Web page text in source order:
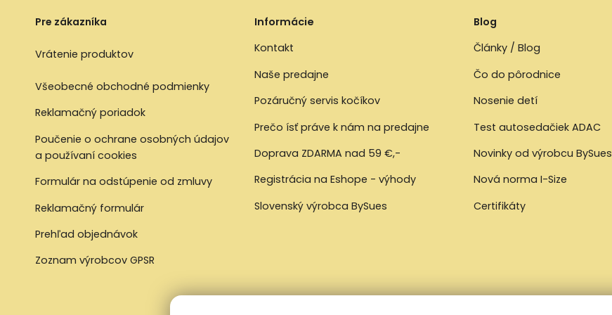
Pre zákazníka
Vrátenie produktov
Všeobecné obchodné podmienky
Reklamačný poriadok
Poučenie o ochrane osobných údajov
a používaní cookies
Formulár na odstúpenie od zmluvy
Reklamačný formulár
Prehľad objednávok
Zoznam výrobcov GPSR
Informácie
Kontakt
Naše predajne
Pozáručný servis kočíkov
Prečo ísť práve k nám na predajne
Doprava ZDARMA nad 59 €,-
Registrácia na Eshope - výhody
Slovenský výrobca BySues
Blog
Články / Blog
Čo do pôrodnice
Nosenie detí
Test autosedačiek ADAC
Novinky od výrobcu BySues
Nová norma I-Size
Certifikáty